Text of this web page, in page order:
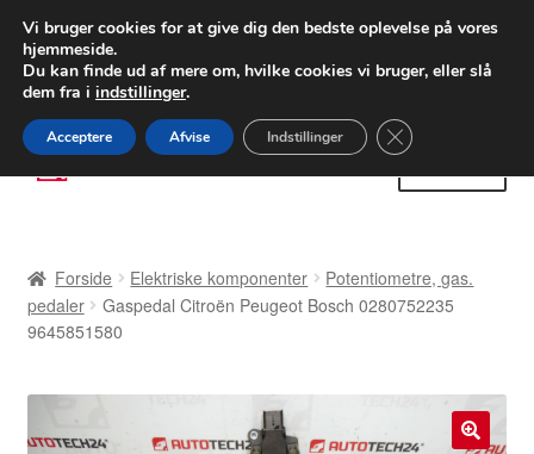
LEVERING fra 55 kr.
FEDEX verdensomspændende forsendelse
80 82 72 02
Spring
til
Spring
til
Betalinger
Klage
Forside Elektriske komponenter
Potentiometre, gas.
pedaler
Gaspedal Citroën Peugeot Bosch 0280752235
9645851580
Vi bruger cookies for at give dig den bedste oplevelse på vores
hjemmeside.
Du kan finde ud af mere om, hvilke cookies vi bruger, eller slå
dem fra i indstillinger.
Acceptere Afvise Indstillinger Close GDPR